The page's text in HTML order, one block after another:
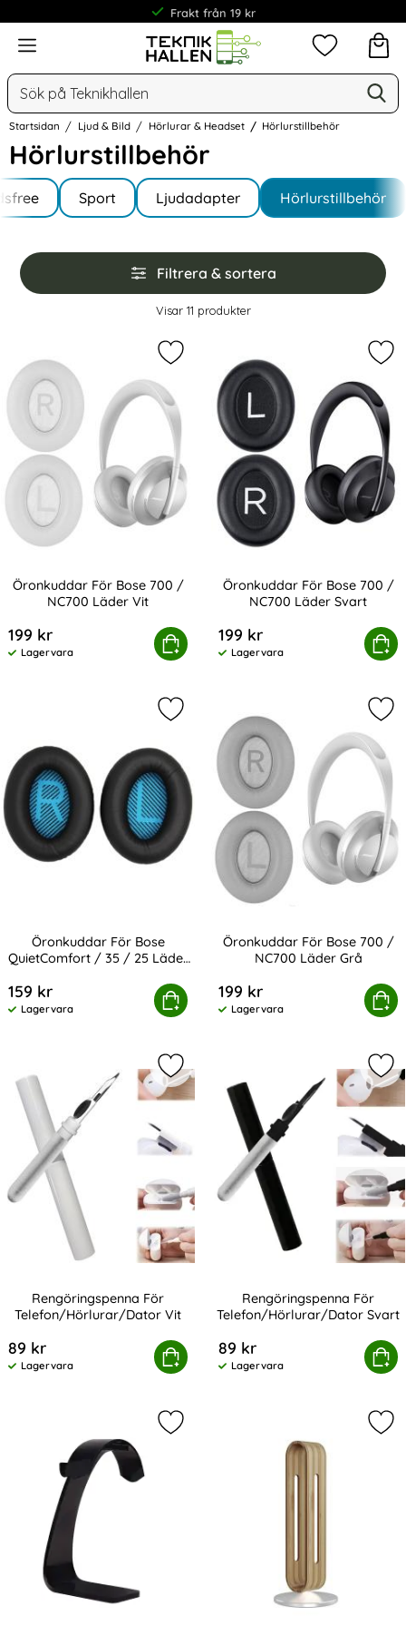
Frakt från 19 kr
Meny
Sök
Mina
Startsidan Ljud & Bild Hörlurar & Headset Hörlurstillbehör
Hörlurstillbehör
Hoppa
till
produkter
Underkategorier
Sport Ljudadapter Hörlurstillbehör
Hoppa
över
filtersektionen
Filtrera & sortera
Filtrera & sortera
Visar 11 produkter
Öronkuddar För Bose 700 /
NC700 Läder Vit
199 kr
Tillgänglighet:
Lagervara
Köp
Öronkuddar För Bose 700 / NC700 Läder Vit
Markera Öronkuddar För Bose
Öronkuddar För Bose 700 /
NC700 Läder Svart
199 kr
Tillgänglighet:
Lagervara
Köp
Öronkuddar För Bose
Öronkuddar För Bose
QuietComfort / 35 / 25 Läder
159 kr
Tillgänglighet:
Lagervara
Köp
För Bose QuietComfort / 35 / 25 Läder Svart
Markera Öronkuddar För Bose
Öronkuddar För Bose 700 /
NC700 Läder Grå
199 kr
Tillgänglighet:
Lagervara
Köp
Öronkuddar För Bose
Rengöringspenna För
Telefon/Hörlurar/Dator Vit
89 kr
Tillgänglighet:
Lagervara
Köp
För Telefon/Hörlurar/Dator Vit
Markera rengöringspenna För
Rengöringspenna För
Telefon/Hörlurar/Dator Svart
89 kr
Tillgänglighet:
Lagervara
Köp
Rengöringspenna För
Markera gEAR Hörlursställ Plast